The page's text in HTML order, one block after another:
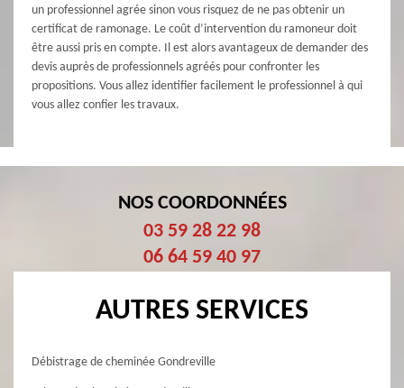
un professionnel agrée sinon vous risquez de ne pas obtenir un
certificat de ramonage. Le coût d’intervention du ramoneur doit
être aussi pris en compte. Il est alors avantageux de demander des
devis auprès de professionnels agréés pour confronter les
propositions. Vous allez identifier facilement le professionnel à qui
vous allez confier les travaux.
NOS COORDONNÉES
03 59 28 22 98
06 64 59 40 97
AUTRES SERVICES
Débistrage de cheminée Gondreville